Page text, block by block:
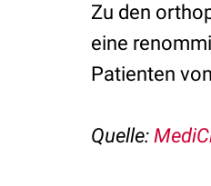
Zu den
eine
Patienten
Quelle: